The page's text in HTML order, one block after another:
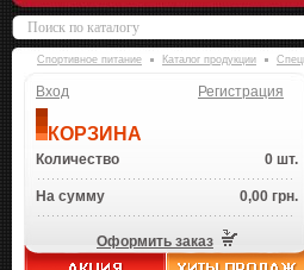
Спортивное питание Каталог продукции
Вход Регистрация
КОРЗИНА
Количество 0 шт.
На сумму 0,00 грн.
Оформить заказ